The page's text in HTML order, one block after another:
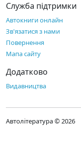
Служба підтримки
Автокниги онлайн
Зв'язатися з нами
Повернення
Мапа сайту
Додатково
Видавництва
Автолітература © 2026